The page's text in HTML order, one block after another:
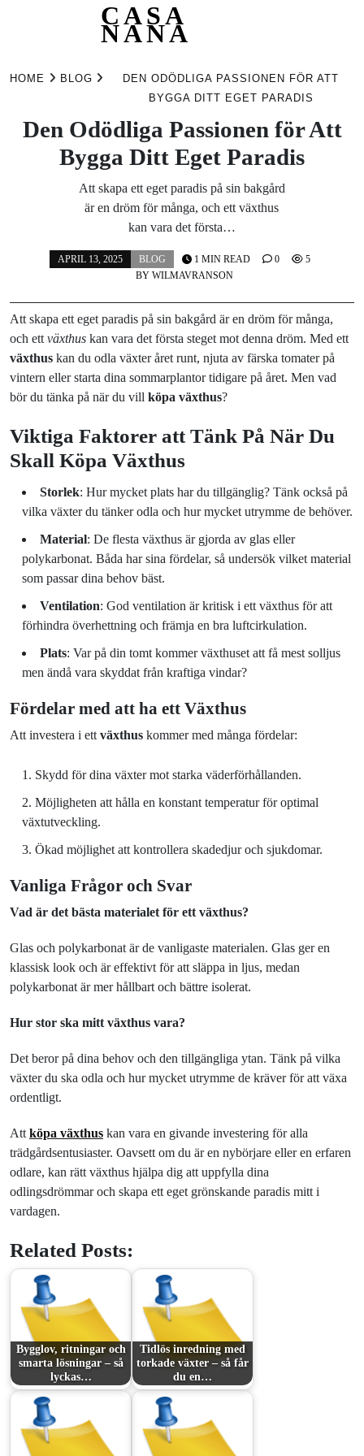
CASA
NANA
HOME BLOG
DEN ODÖDLIGA PASSIONEN FÖR ATT
BYGGA DITT EGET PARADIS
Den Odödliga Passionen för Att
Bygga Ditt Eget Paradis
Att skapa ett eget paradis på sin bakgård
är en dröm för många, och ett växthus
kan vara det första…
APRIL 13, 2025
BLOG
BY WILMAVRANSON
1 MIN READ 0 5
Att skapa ett eget paradis på sin bakgård är en dröm för många,
och ett växthus kan vara det första steget mot denna dröm. Med ett
växthus kan du odla växter året runt, njuta av färska tomater på
vintern eller starta dina sommarplantor tidigare på året. Men vad
bör du tänka på när du vill köpa växthus?
Viktiga Faktorer att Tänk På När Du
Skall Köpa Växthus
Storlek: Hur mycket plats har du tillgänglig? Tänk också på
vilka växter du tänker odla och hur mycket utrymme de behöver.
Material: De flesta växthus är gjorda av glas eller
polykarbonat. Båda har sina fördelar, så undersök vilket material
som passar dina behov bäst.
Ventilation: God ventilation är kritisk i ett växthus för att
förhindra överhettning och främja en bra luftcirkulation.
Plats: Var på din tomt kommer växthuset att få mest solljus
men ändå vara skyddat från kraftiga vindar?
Fördelar med att ha ett Växthus
Att investera i ett växthus kommer med många fördelar:
Skydd för dina växter mot starka väderförhållanden.
Möjligheten att hålla en konstant temperatur för optimal
växtutveckling.
Ökad möjlighet att kontrollera skadedjur och sjukdomar.
Vanliga Frågor och Svar
Vad är det bästa materialet för ett växthus?
Glas och polykarbonat är de vanligaste materialen. Glas ger en
klassisk look och är effektivt för att släppa in ljus, medan
polykarbonat är mer hållbart och bättre isolerat.
Hur stor ska mitt växthus vara?
Det beror på dina behov och den tillgängliga ytan. Tänk på vilka
växter du ska odla och hur mycket utrymme de kräver för att växa
ordentligt.
Att köpa växthus kan vara en givande investering för alla
trädgårdsentusiaster. Oavsett om du är en nybörjare eller en erfaren
odlare, kan rätt växthus hjälpa dig att uppfylla dina
odlingsdrömmar och skapa ett eget grönskande paradis mitt i
vardagen.
Related Posts:
Bygglov, ritningar och
smarta lösningar – så
lyckas…
Tidlös inredning med
torkade växter – så får
du en…